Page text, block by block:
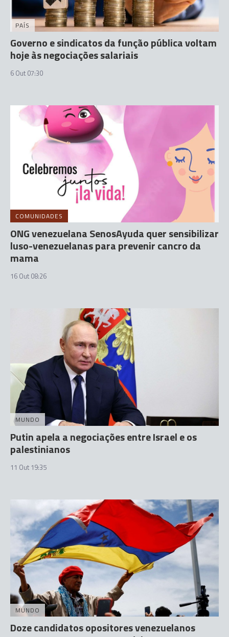
PAÍS
Governo e sindicatos da função pública voltam
hoje às negociações salariais
6 Out 07:30
COMUNIDADES
ONG venezuelana SenosAyuda quer sensibilizar
luso-venezuelanas para prevenir cancro da
mama
16 Out 08:26
MUNDO
Putin apela a negociações entre Israel e os
palestinianos
11 Out 19:35
MUNDO
Doze candidatos opositores venezuelanos